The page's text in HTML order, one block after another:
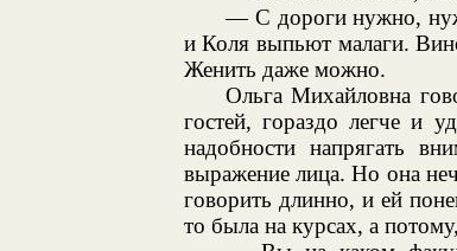
— С дороги нужно,
и Коля выпьют малаги.
Женить даже можно.
Ольга Михайловна
гостей, гораздо легче и
надобности напрягать
выражение лица. Но она
говорить длинно, и ей
то была на курсах, а